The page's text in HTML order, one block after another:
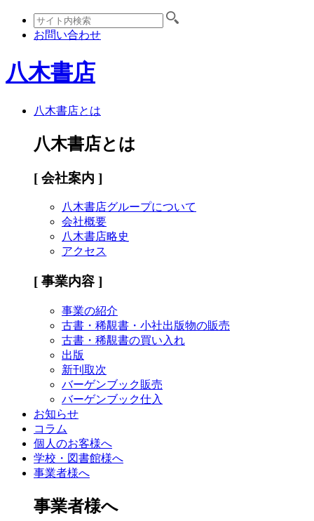
お問い合わせ
八木書店
八木書店とは
八木書店とは
[ 会社案内 ]
八木書店グループについて
会社概要
八木書店略史
アクセス
[ 事業内容 ]
事業の紹介
古書・稀覯書・小社出版物の販売
古書・稀覯書の買い入れ
出版
新刊取次
バーゲンブック販売
バーゲンブック仕入
お知らせ
コラム
個人のお客様へ
学校・図書館様へ
事業者様へ
事業者様へ